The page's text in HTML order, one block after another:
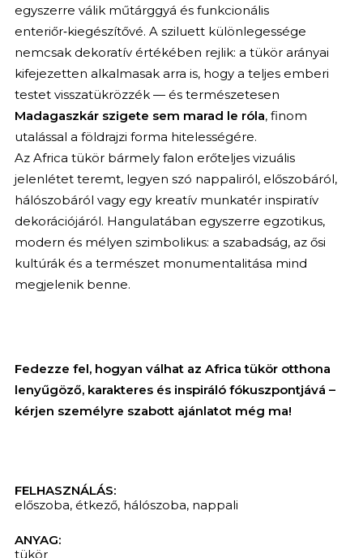
egyszerre válik műtárggyá és funkcionális
enteriőr‑kiegészítővé. A sziluett különlegessége
nemcsak dekoratív értékében rejlik: a tükör arányai
kifejezetten alkalmasak arra is, hogy a teljes emberi
testet visszatükrözzék — és természetesen
Madagaszkár szigete sem marad le róla, finom
utalással a földrajzi forma hitelességére.
Az Africa tükör bármely falon erőteljes vizuális
jelenlétet teremt, legyen szó nappaliról, előszobáról,
hálószobáról vagy egy kreatív munkatér inspiratív
dekorációjáról. Hangulatában egyszerre egzotikus,
modern és mélyen szimbolikus: a szabadság, az ősi
kultúrák és a természet monumentalitása mind
megjelenik benne.
Fedezze fel, hogyan válhat az Africa tükör otthona
lenyűgöző, karakteres és inspiráló fókuszpontjává –
kérjen személyre szabott ajánlatot még ma!
FELHASZNÁLÁS:
előszoba, étkező, hálószoba, nappali
ANYAG:
tükör